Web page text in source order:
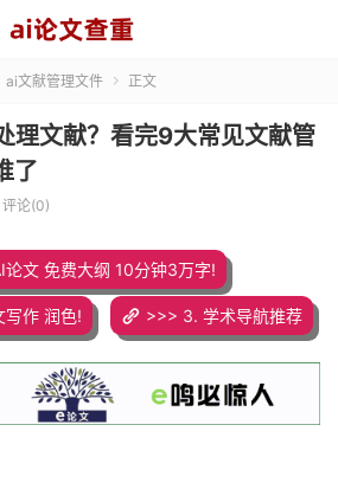
ai文献管理文件  正文
理文献？看完9大常见文献管
了
评论(0)
论文 免费大纲 10分钟3万字!
作 润色! >>> 3. 学术导航推荐